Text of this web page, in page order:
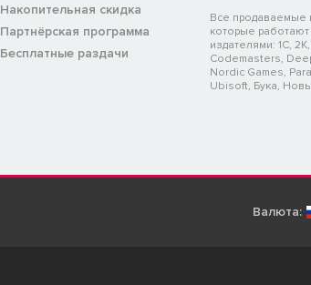
Накопительная скидка
Партнёрская программа
Бесплатные раздачи
Все продаваемые
которые
издателями: 1C,
Codemasters,
Nordic Games,
Ubisoft, Бука,
Валюта: